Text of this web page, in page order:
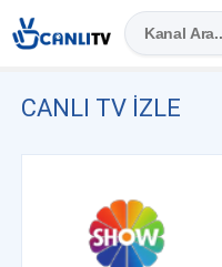
CANLI TV IZLE